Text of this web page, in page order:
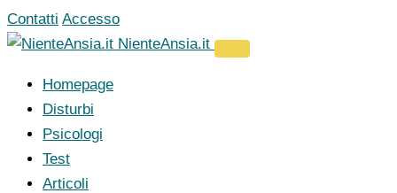
Vai
al
Contatti Accesso
NienteAnsia.it
Homepage
Disturbi
Psicologi
Test
Articoli